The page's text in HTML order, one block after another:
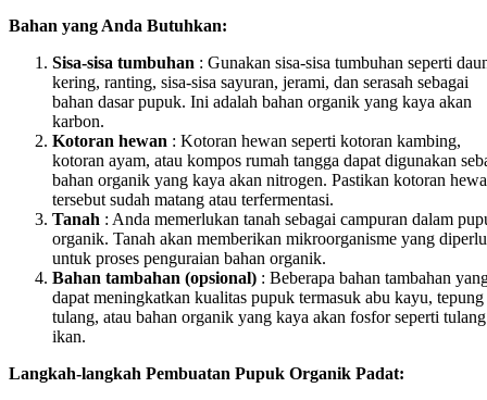
Bahan yang Anda Butuhkan:
Sisa-sisa tumbuhan : Gunakan sisa-sisa tumbuhan seperti
kering, ranting, sisa-sisa sayuran, jerami, dan serasah sebagai
bahan dasar pupuk. Ini adalah bahan organik yang kaya akan
karbon.
Kotoran hewan : Kotoran hewan seperti kotoran kambing,
kotoran ayam, atau kompos rumah tangga dapat digunakan
bahan organik yang kaya akan nitrogen. Pastikan kotoran
tersebut sudah matang atau terfermentasi.
Tanah : Anda memerlukan tanah sebagai campuran dalam
organik. Tanah akan memberikan mikroorganisme yang
untuk proses penguraian bahan organik.
Bahan tambahan (opsional) : Beberapa bahan tambahan
dapat meningkatkan kualitas pupuk termasuk abu kayu, tepung
tulang, atau bahan organik yang kaya akan fosfor seperti tulang
ikan.
Langkah-langkah Pembuatan Pupuk Organik Padat: